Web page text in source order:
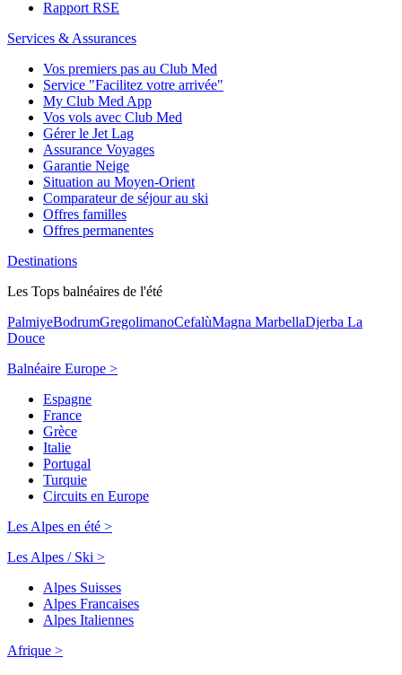
Rapport RSE
Services & Assurances
Vos premiers pas au Club Med
Service "Facilitez votre arrivée"
My Club Med App
Vos vols avec Club Med
Gérer le Jet Lag
Assurance Voyages
Garantie Neige
Situation au Moyen-Orient
Comparateur de séjour au ski
Offres familles
Offres permanentes
Destinations
Les Tops balnéaires de l'été
PalmiyeBodrumGregolimanoCefalùMagna MarbellaDjerba La
Douce
Balnéaire Europe >
Espagne
France
Grèce
Italie
Portugal
Turquie
Circuits en Europe
Les Alpes en été >
Les Alpes / Ski >
Alpes Suisses
Alpes Francaises
Alpes Italiennes
Afrique >